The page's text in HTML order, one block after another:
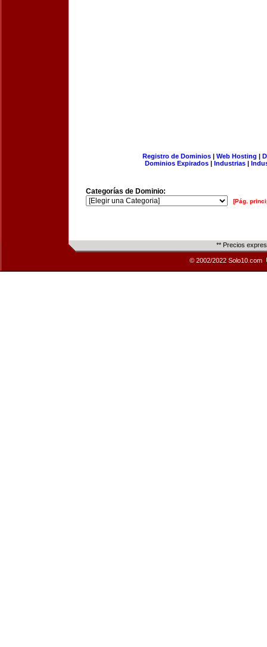
Registro de Dominios| Web Hosting |
Dominios Expirados | Industrias |
Categorías de Dominio:
[Pág.
** Precios
© 2002/2022 Solo10.com